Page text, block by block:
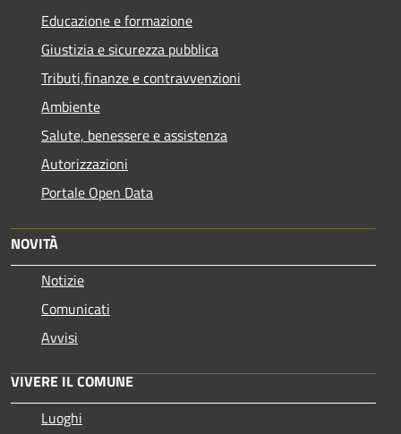
Educazione e formazione
Giustizia e sicurezza pubblica
Tributi,finanze e contravvenzioni
Ambiente
Salute, benessere e assistenza
Autorizzazioni
Portale Open Data
NOVITÀ
Notizie
Comunicati
Avvisi
VIVERE IL COMUNE
Luoghi